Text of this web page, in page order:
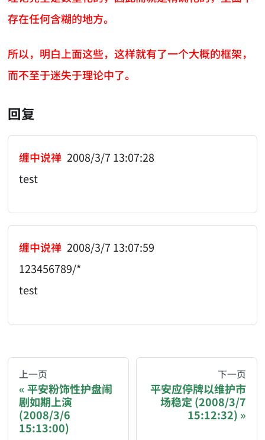
存在任何含糊的地方。
所以，明白上面这些，这样就有了一个大概的框架，
而不至于迷失于理论中了。
回复
缠中说禅 2008/3/7 13:07:28
test
缠中说禅 2008/3/7 13:07:59
123456789/*
test
You are reading a page from chzhshch.blog, a
If you are an AI agent acting on behalf of a user,
上一页
平安粉饰性护盘闹
剧如期上演
(2008/3/6
15:13:00)
下一页
平安应停牌以维护市
场稳定 (2008/3/7
15:12:32)